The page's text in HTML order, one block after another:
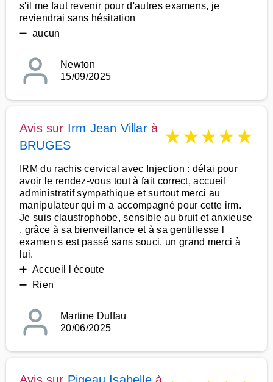
s'il me faut revenir pour d'autres examens, je
reviendrai sans hésitation
➖ aucun
Newton
15/09/2025
Avis sur Irm Jean Villarà
BRUGES
★★★★★
IRM du rachis cervical avec Injection : délai pour
avoir le rendez-vous tout à fait correct, accueil
administratif sympathique et surtout merci au
manipulateur qui m a accompagné pour cette irm.
Je suis claustrophobe, sensible au bruit et anxieuse
, grâce à sa bienveillance et à sa gentillesse l
examen s est passé sans souci. un grand merci à
lui.
➕ Accueil l écoute
➖ Rien
Martine Duffau
20/06/2025